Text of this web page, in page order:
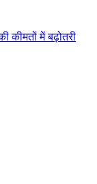
कीमतों में बढ़ोतरी